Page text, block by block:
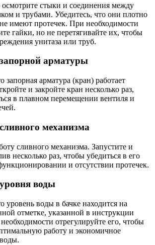
стыки и соединения между
и трубами. Убедитесь, что они плотно
имеют протечек. При необходимости
гайки, но не перетягивайте их, чтобы
унитаза или труб.
арматуры
запорная арматура (кран) работает
и закройте кран несколько раз,
в плавном перемещении вентиля и
механизма
сливного механизма. Запустите и
несколько раз, чтобы убедиться в его
и отсутствии протечек.
воды
уровень воды в бачке находится на
отметке, указанной в инструкции
отрегулируйте его, чтобы
работу и экономичное